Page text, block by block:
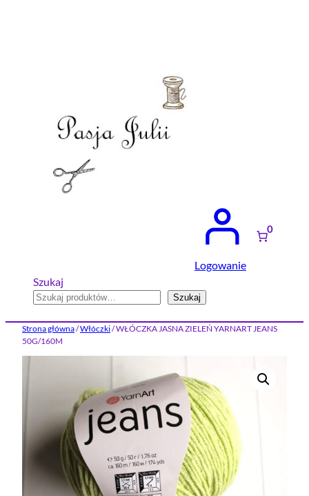
Logowanie
0
Szukaj
Szukaj
Strona główna/Włóczki/ WŁÓCZKA JASNA ZIELEŃ YARNART JEANS
50G/160M